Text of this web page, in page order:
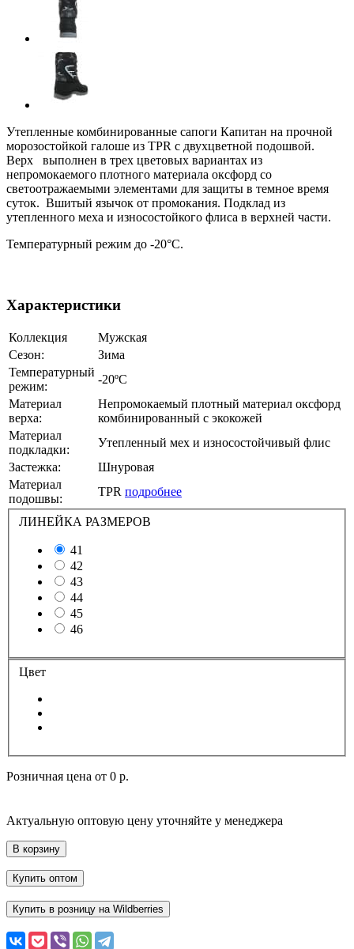
Утепленные комбинированные сапоги Капитан на прочной
морозостойкой галоше из ТPR с двухцветной подошвой.
Верх выполнен в трех цветовых вариантах из
непромокаемого плотного материала оксфорд со
светоотражаемыми элементами для защиты в темное время
суток. Вшитый язычок от промокания. Подклад из
утепленного меха и износостойкого флиса в верхней части.
Температурный режим до -20°С.
Характеристики
Коллекция
Мужская
Сезон:
Зима
Температурный
режим:
-20ºС
Материал
верха:
Непромокаемый плотный материал оксфорд
комбинированный с экокожей
Материал
подкладки:
Утепленный мех и износостойчивый флис
Застежка:
Шнуровая
Материал
подошвы:
TPR подробнее
ЛИНЕЙКА РАЗМЕРОВ
41
42
43
44
45
46
Цвет
Розничная цена от 0 р.
Актуальную оптовую цену уточняйте у менеджера
В корзину
Купить оптом
Купить в розницу на Wildberries